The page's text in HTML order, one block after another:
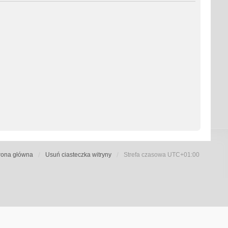
główna Usuń ciasteczka witryny Strefa czasowa UTC+01:00